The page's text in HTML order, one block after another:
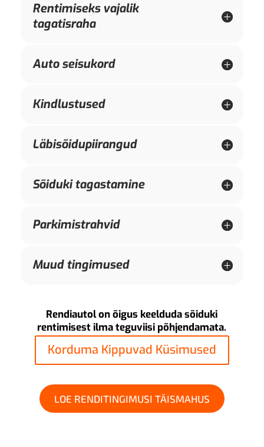
Rentimiseks vajalik
tagatisraha
Auto seisukord
Kindlustused
Läbisõidupiirangud
Sõiduki tagastamine
Parkimistrahvid
Muud tingimused
Rendiautol on õigus keelduda sõiduki
rentimisest ilma teguviisi põhjendamata.
Korduma Kippuvad Küsimused
LOE RENDITINGIMUSI TÄISMAHUS